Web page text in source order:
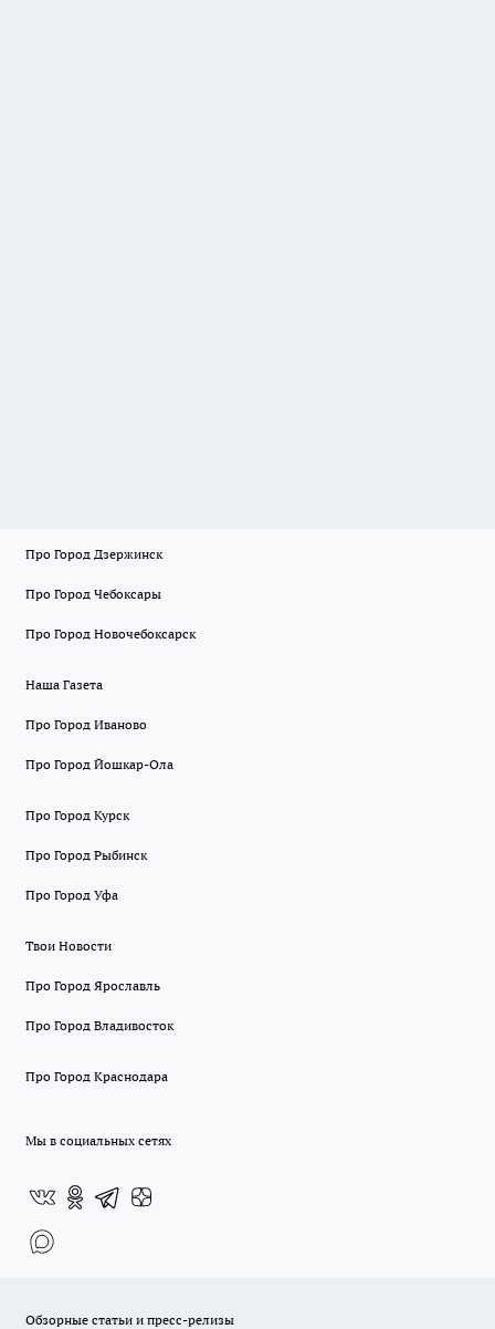
Про Город Дзержинск
Про Город Чебоксары
Про Город Новочебоксарск
Наша Газета
Про Город Иваново
Про Город Йошкар-Ола
Про Город Курск
Про Город Рыбинск
Про Город Уфа
Твои Новости
Про Город Ярославль
Про Город Владивосток
Про Город Краснодара
Мы в социальных сетях
Обзорные статьи и пресс-релизы